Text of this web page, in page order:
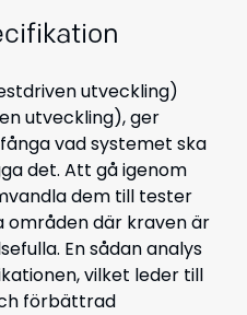
utveckling)
utveckling), ger
vad systemet ska
det. Att gå igenom
dem till tester
områden där kraven är
En sådan analys
vilket leder till
förbättrad